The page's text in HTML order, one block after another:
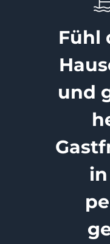
Fühl
und